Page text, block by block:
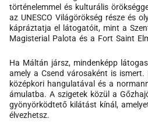
történelemmel és kulturális
az UNESCO Világörökség része és
kápráztatja el látogatóit, mint a
Magisterial Palota és a Fort Saint
Ha Máltán jársz, mindenképp
amely a Csend városaként is
középkori hangulatával és a
ámulatba. A szigetek közül a
gyönyörködtető kilátást kínál,
élvezhetsz.